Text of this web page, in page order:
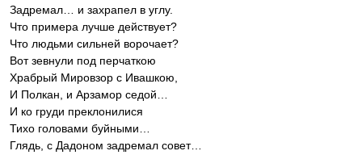
Задремал… и захрапел в углу.
Что примера лучше действует?
Что людьми сильней ворочает?
Вот зевнули под перчаткою
Храбрый Мировзор с Ивашкою,
И Полкан, и Арзамор седой…
И ко груди преклонилися
Тихо головами буйными…
Глядь, с Дадоном задремал совет…